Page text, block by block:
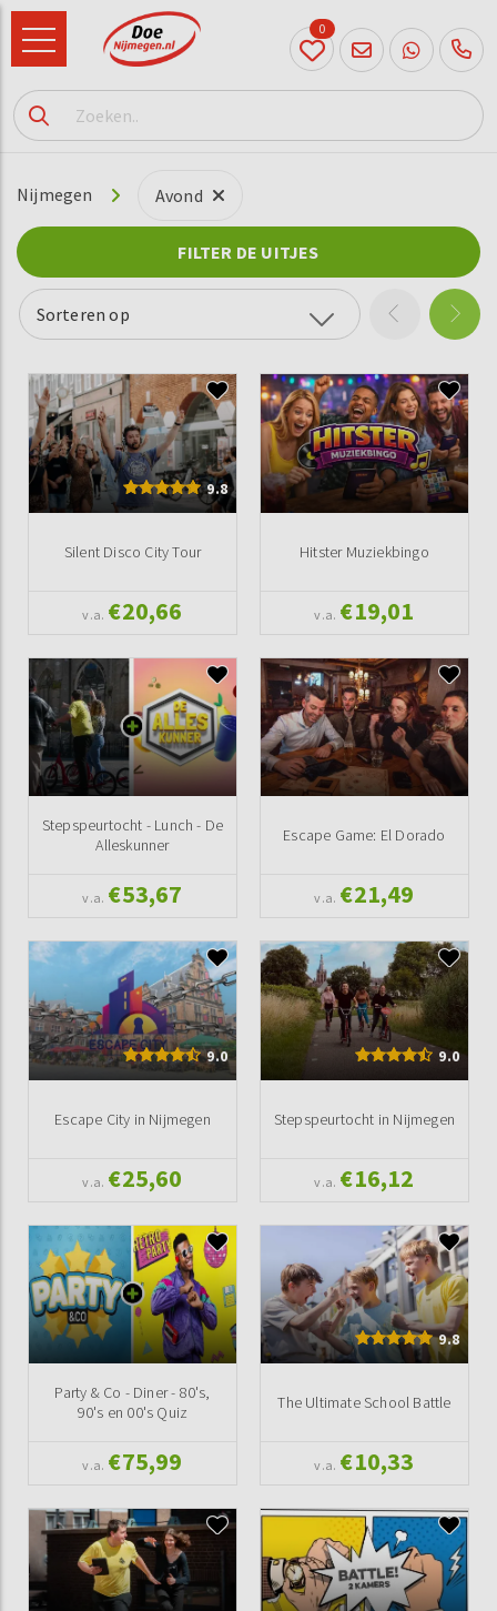
024
204
0
Nijmegen Avond
FILTER DE UITJES
Sorteren op
9.8
Silent Disco City Tour
v.a. €20,66
Hitster Muziekbingo
v.a. €19,01
Stepspeurtocht - Lunch - De
Alleskunner
v.a. €53,67
Escape Game: El Dorado
v.a. €21,49
9.0
Escape City in Nijmegen
v.a. €25,60
9.0
Stepspeurtocht in Nijmegen
v.a. €16,12
Party & Co - Diner - 80's,
90's en 00's Quiz
v.a. €75,99
9.8
The Ultimate School Battle
v.a. €10,33